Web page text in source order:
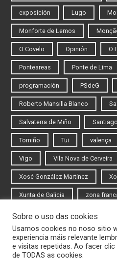
exposición Lugo
Monforte de Lemos
O Covelo Opinión O
Ponteareas Ponte de Lima
programación PSdeG
Roberto Mansilla Blanco
Salvaterra de Miño
Tomiño Tui valença
Vigo Vila Nova de Cerveira
Xosé González Martínez
Xunta de Galicia zona
Iniciar sesión
Rexistrarse
Sobre o uso das cookies
Usamos cookies no noso sitio
experiencia máis relevante
e visitas repetidas. Ao facer
de TODAS as cookies.